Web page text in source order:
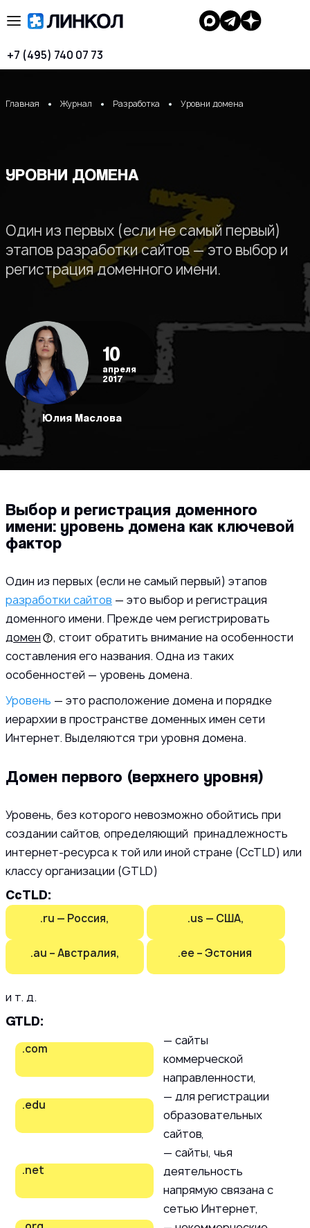
+7 (495) 740 07 73
Главная Журнал Разработка Уровни домена
УРОВНИ ДОМЕНА
Один из первых (если не самый первый)
этапов разработки сайтов — это выбор и
регистрация доменного имени.
10
апреля
2017
Юлия Маслова
Выбор и регистрация доменного
имени: уровень домена как ключевой
фактор
Один из первых (если не самый первый) этапов
разработки сайтов — это выбор и регистрация
доменного имени. Прежде чем регистрировать
домен
, стоит обратить внимание на особенности
составления его названия. Одна из таких
особенностей — уровень домена.
Уровень — это расположение домена и порядке
иерархии в пространстве доменных имен сети
Интернет. Выделяются три уровня домена.
Домен первого (верхнего уровня)
Уровень, без которого невозможно обойтись при
создании сайтов, определяющий принадлежность
интернет-ресурса к той или иной стране (CcTLD) или
классу организации (GTLD)
CcTLD:
.ru — Россия, .us — США,
.au – Австралия, .ee – Эстония
и т. д.
GTLD:
.com
— сайты
коммерческой
направленности,
.edu
— для регистрации
образовательных
сайтов,
.net
— сайты, чья
деятельность
напрямую связана с
сетью Интернет,